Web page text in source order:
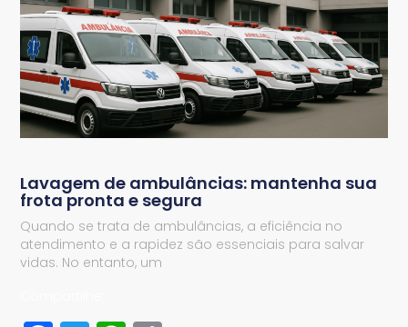
Lavagem de ambulâncias: mantenha sua
frota pronta e segura
Quando se trata de ambulâncias, a eficiência no
atendimento e a rapidez são essenciais para salvar
vidas. No entanto, um